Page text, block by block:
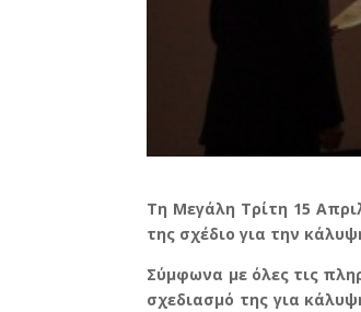
Τη Μεγάλη Τρίτη 15
της σχέδιο για την
Σύμφωνα με όλες τις
σχεδιασμό της για